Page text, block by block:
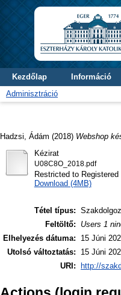
Kezdőlap Információ
Adminisztráció
Hadzsi, Ádám (2018) Webshop
Kézirat
U08C8O_2018.pdf
Restricted to
Download (4MB)
Tétel típus:
Feltöltő:
Users 1
Elhelyezés dátuma:
15 Júni
Utolsó változtatás:
15 Júni
URI:
http://